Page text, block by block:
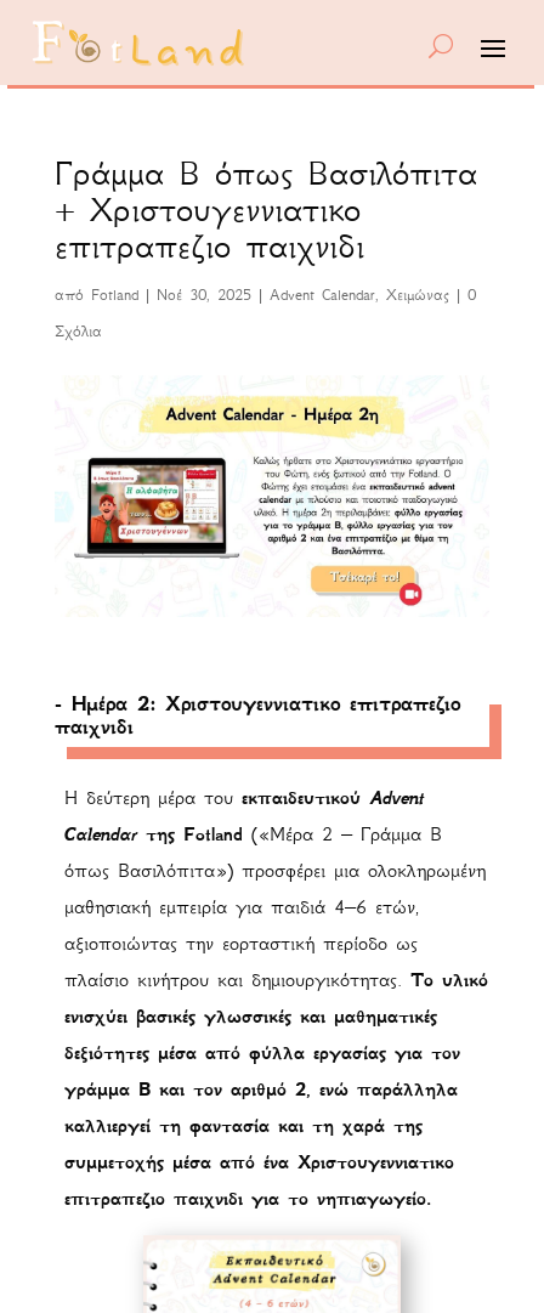
Γράμμα Β όπως Βασιλόπιτα
+ Χριστουγεννιατικο
επιτραπεζιο παιχνιδι
από Fotland| Νοέ 30, 2025| Advent Calendar, Χειμώνας| 0
Σχόλια
- Ημέρα 2: Χριστουγεννιατικο επιτραπεζιο
παιχνιδι
Η δεύτερη μέρα του εκπαιδευτικού Advent
Calendarτης Fotland («Μέρα 2 – Γράμμα Β
όπως Βασιλόπιτα») προσφέρει μια ολοκληρωμένη
μαθησιακή εμπειρία για παιδιά 4–6 ετών,
αξιοποιώντας την εορταστική περίοδο ως
πλαίσιο κινήτρου και δημιουργικότητας. Το υλικό
ενισχύει βασικές γλωσσικές και μαθηματικές
δεξιότητες μέσα από φύλλα εργασίας για τον
γράμμα Β και τον αριθμό 2, ενώ παράλληλα
καλλιεργεί τη φαντασία και τη χαρά της
συμμετοχής μέσα από ένα Χριστουγεννιατικο
επιτραπεζιο παιχνιδι για το νηπιαγωγείο.